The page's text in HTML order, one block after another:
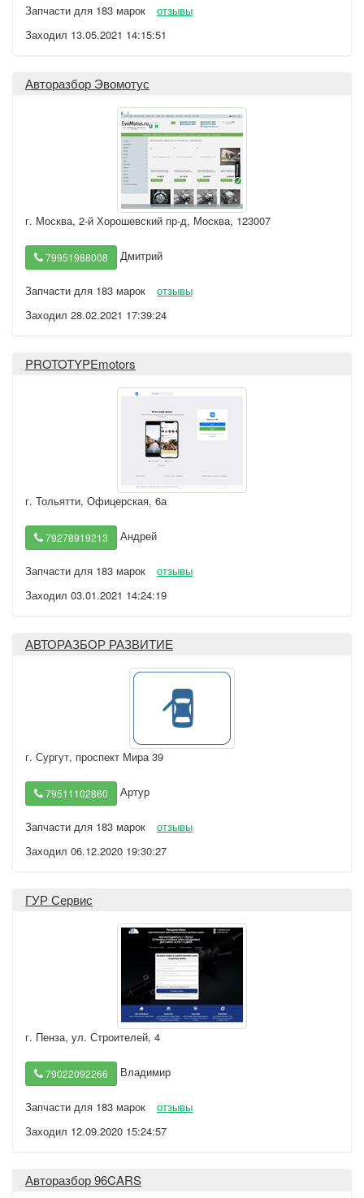
Запчасти для 183 марок
отзывы
Заходил 13.05.2021 14:15:51
Авторазбор Эвомотус
г. Москва, 2-й Хорошевский пр-д, Москва, 123007
79951988008 Дмитрий
Запчасти для 183 марок
отзывы
Заходил 28.02.2021 17:39:24
PROTOTYPEmotors
г. Тольятти, Офицерская, 6а
79278919213 Андрей
Запчасти для 183 марок
отзывы
Заходил 03.01.2021 14:24:19
АВТОРАЗБОР РАЗВИТИЕ
г. Сургут, проспект Мира 39
79511102860 Артур
Запчасти для 183 марок
отзывы
Заходил 06.12.2020 19:30:27
ГУР Сервис
г. Пенза, ул. Строителей, 4
79022092266 Владимир
Запчасти для 183 марок
отзывы
Заходил 12.09.2020 15:24:57
Авторазбор 96CARS